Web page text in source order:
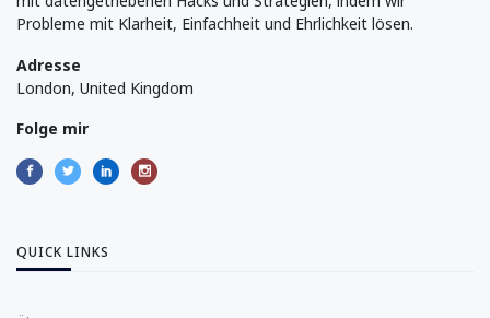
Probleme mit Klarheit, Einfachheit und Ehrlichkeit lösen.
Adresse
London, United Kingdom
Folge mir
QUICK LINKS